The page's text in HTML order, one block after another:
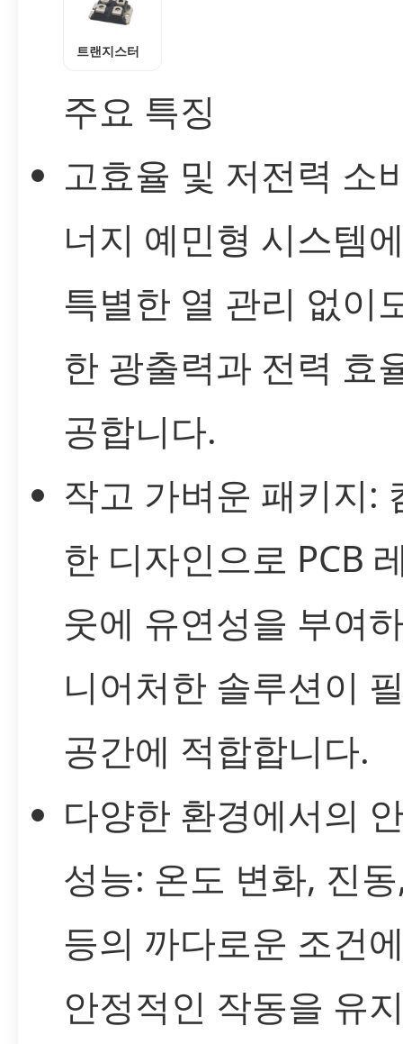
트랜지스터
주요 특징
고효율 및 저전력 소
너지 예민형 시스템
특별한 열 관리 없이
한 광출력과 전력 효
공합니다.
작고 가벼운 패키지:
한 디자인으로 PCB
웃에 유연성을 부여
니어처한 솔루션이
공간에 적합합니다.
다양한 환경에서의
성능: 온도 변화, 진
등의 까다로운 조건
안정적인 작동을 유